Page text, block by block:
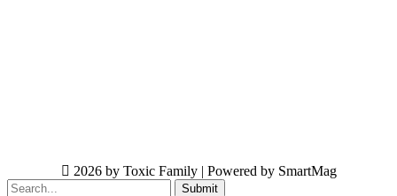
2026 by Toxic Family | Powered by SmartMag
Submit